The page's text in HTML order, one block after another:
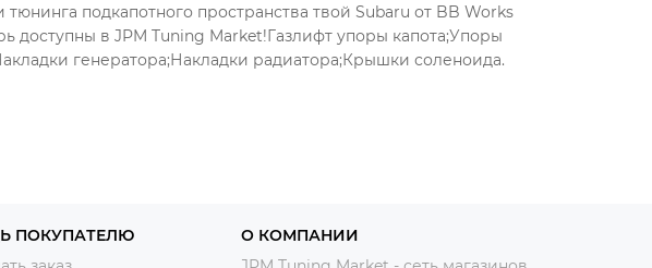
тюнинга подкапотного пространства твой Subaru от BB Works
доступны в JPM Tuning Market!Газлифт упоры капота;Упоры
генератора;Накладки радиатора;Крышки соленоида.
ПОКУПАТЕЛЮ
О КОМПАНИИ